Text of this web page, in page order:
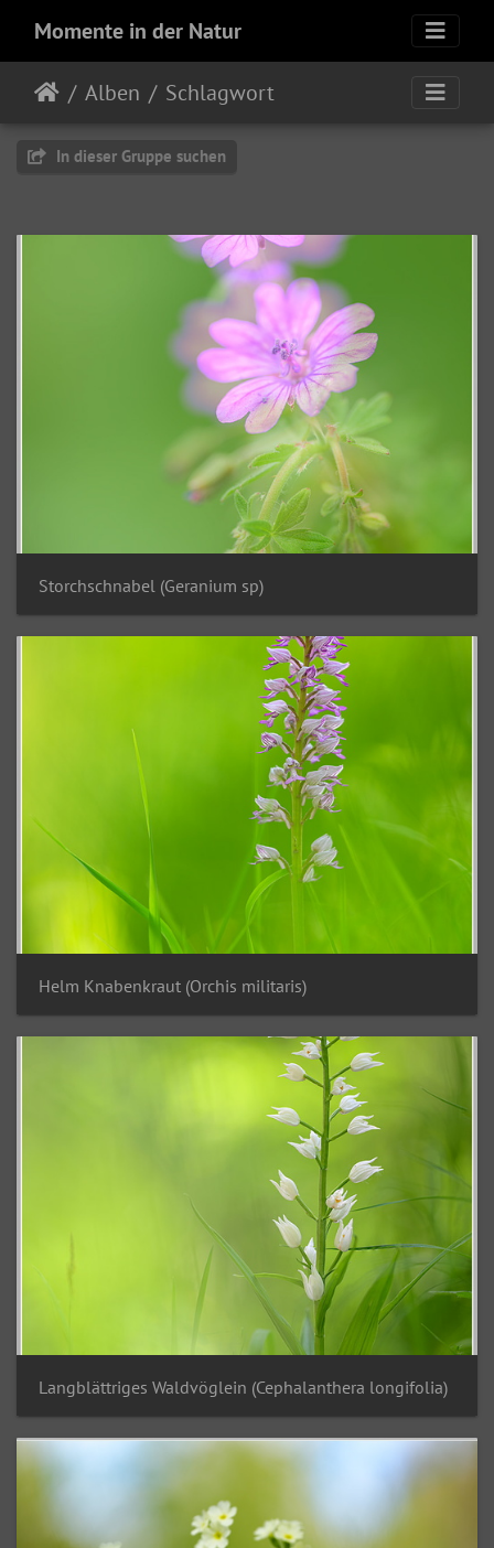
Momente in der Natur
Alben Schlagwort
In dieser Gruppe suchen
Storchschnabel (Geranium sp)
Helm Knabenkraut (Orchis militaris)
Langblättriges Waldvöglein (Cephalanthera longifolia)